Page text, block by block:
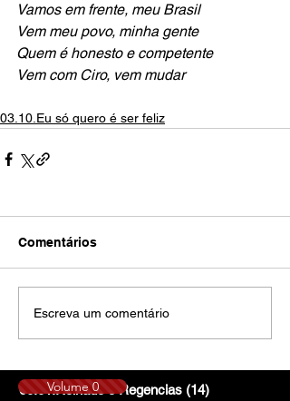
Vamos em frente, meu Brasil
Vem meu povo, minha gente
Quem é honesto e competente
Vem com Ciro, vem mudar
03.10.Eu só quero é ser feliz
Comentários
Escreva um comentário
00.01.Reinado e Regencias (14)
Volume 0